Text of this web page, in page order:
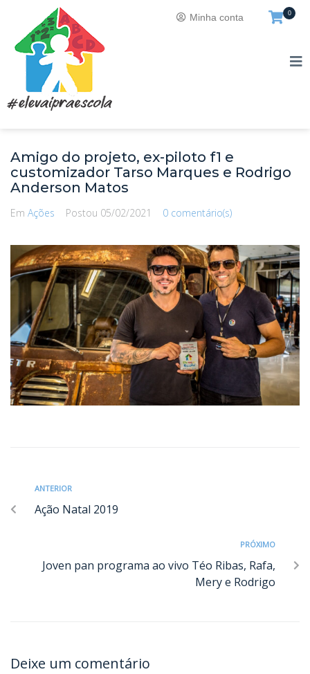
Minha conta 0
Amigo do projeto, ex-piloto f1 e
customizador Tarso Marques e Rodrigo
Anderson Matos
Em Ações Postou 05/02/2021 0 comentário(s)
ANTERIOR
Ação Natal 2019
PRÓXIMO
Joven pan programa ao vivo Téo Ribas, Rafa,
Mery e Rodrigo
Deixe um comentário